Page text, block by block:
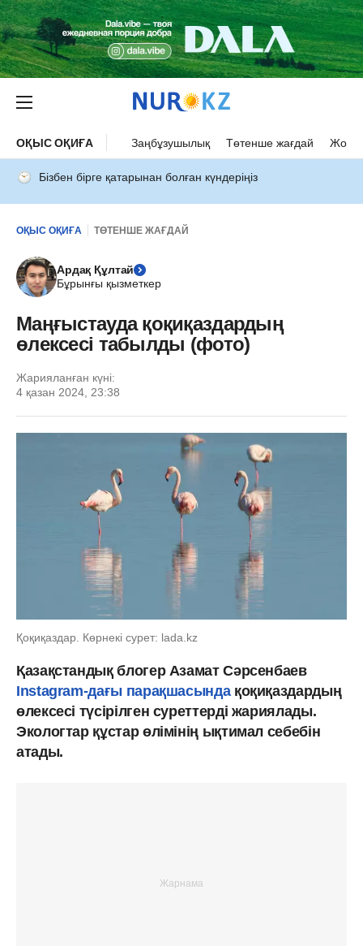
ОҚЫС ОҚИҒА Заңбұзушылық Төтенше жағдай Жол
Бізбен бірге қатарынан болған күндеріңіз
ОҚЫС ОҚИҒА ТӨТЕНШЕ ЖАҒДАЙ
Ардақ Құлтай
Бұрынғы қызметкер
Маңғыстауда қоқиқаздардың
өлексесі табылды (фото)
Жарияланған күні:
4 қазан 2024, 23:38
Қоқиқаздар. Көрнекі сурет: lada.kz
Қазақстандық блогер Азамат Сәрсенбаев
Instagram-дағы парақшасындақоқиқаздардың
өлексесі түсірілген суреттерді жариялады.
Экологтар құстар өлімінің ықтимал себебін
атады.